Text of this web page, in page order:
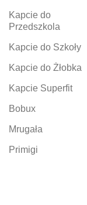
Kapcie do
Przedszkola
Kapcie do Szkoły
Kapcie do Żłobka
Kapcie Superfit
Bobux
Mrugała
Primigi